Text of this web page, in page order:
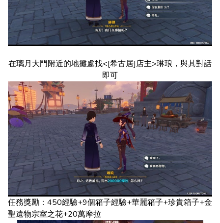
在璃月大門附近的地攤處找<[希古居]店主>琳琅，與其對話
即可
任務獎勵：450經驗+9個箱子經驗+華麗箱子+珍貴箱子+金
聖遺物宗室之花+20萬摩拉